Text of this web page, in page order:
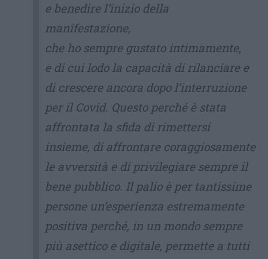
e benedire l’inizio della
manifestazione,
che ho sempre gustato intimamente,
e di cui lodo la capacità di rilanciare e
di crescere ancora dopo l’interruzione
per il Covid. Questo perché è stata
affrontata la sfida di rimettersi
insieme, di affrontare coraggiosamente
le avversità e di privilegiare sempre il
bene pubblico. Il palio è per tantissime
persone un’esperienza estremamente
positiva perché, in un mondo sempre
più asettico e digitale, permette a tutti